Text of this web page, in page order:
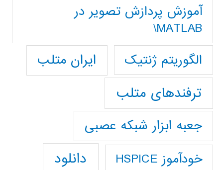
آموزش پردازش تصوير در
MATLAB\
الگوریتم ژنتیک
ایران متلب
ترفندهای متلب
جعبه ابزار شبکه عصبی
خودآموز HSPICE دانلود